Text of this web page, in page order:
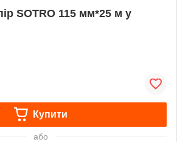
SOTRO 115 мм*25 м у
Купити
або